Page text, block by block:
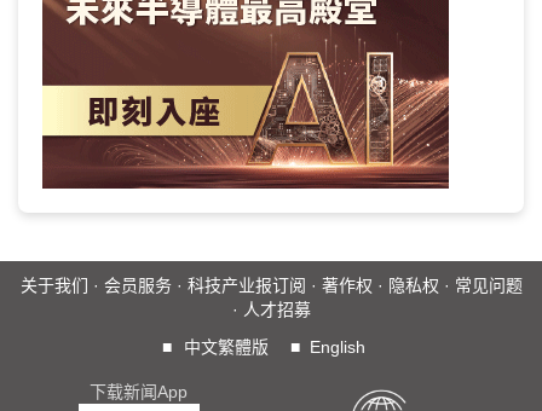
关于我们 · 会员服务· 科技产业报订阅 · 著作权 · 隐私权 · 常见问题
· 人才招募
■
中文繁體版 ■ English
下载新闻App